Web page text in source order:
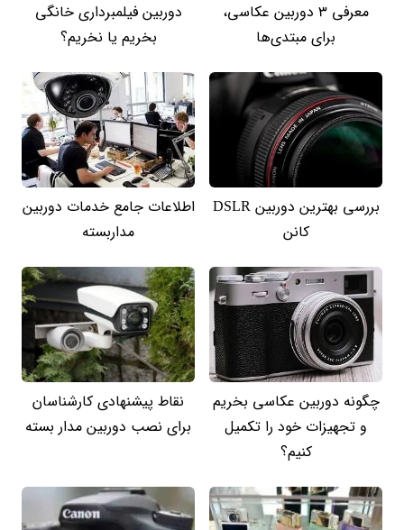
معرفی 3 دوربین عکاسی،
برای مبتدی‌ها
دوربین فیلمبرداری خانگی
بخریم یا نخریم؟
بررسی بهترین دوربین DSLR
کانن
اطلاعات جامع خدمات دوربین
مداربسته
چگونه دوربین عکاسی بخریم
و تجهیزات خود را تکمیل
کنیم؟
نقاط پیشنهادی کارشناسان
برای نصب دوربین مدار بسته